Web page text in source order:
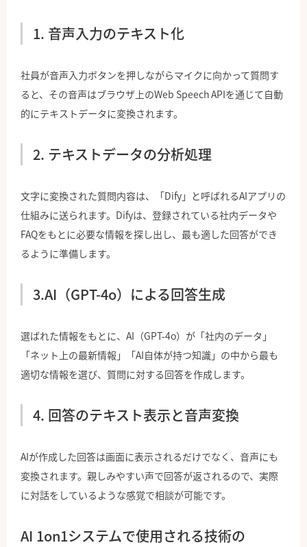
1. 音声入力のテキスト化
社員が音声入力ボタンを押しながらマイクに向かって質問す
ると、その音声はブラウザ上のWeb Speech APIを通じて自動
的にテキストデータに変換されます。
2. テキストデータの分析処理
文字に変換された質問内容は、「Dify」と呼ばれるAIアプリの
仕組みに送られます。Difyは、登録されている社内データや
FAQをもとに必要な情報を探し出し、最も適した回答ができ
るように準備します。
3.AI（GPT-4o）による回答生成
選ばれた情報をもとに、AI（GPT-4o）が「社内のデータ」
「ネット上の最新情報」「AI自体が持つ知識」の中から最も
適切な情報を選び、質問に対する回答を作成します。
4. 回答のテキスト表示と音声変換
AIが作成した回答は画面に表示されるだけでなく、音声にも
変換されます。親しみやすい声で回答が返されるので、実際
に対話をしているような感覚で相談が可能です。
AI 1on1システムで使用される技術の